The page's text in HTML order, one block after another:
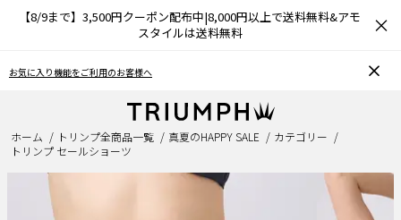
【8/9まで】3,500円クーポン配布中|8,000円以上で送料無料&アモ
スタイルは送料無料
×
お気に入り機能をご利用のお客様へ
ホーム トリンプ全商品一覧 真夏のHAPPY SALE
カテゴリー
トリンプ セールショーツ